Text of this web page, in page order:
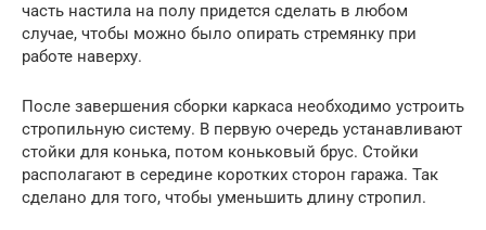
часть настила на полу придется сделать в любом
случае, чтобы можно было опирать стремянку при
работе наверху.
После завершения сборки каркаса необходимо устроить
стропильную систему. В первую очередь устанавливают
стойки для конька, потом коньковый брус. Стойки
располагают в середине коротких сторон гаража. Так
сделано для того, чтобы уменьшить длину стропил.